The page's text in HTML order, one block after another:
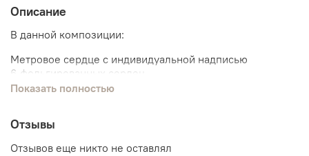
Описание
В данной композиции:
Метровое сердце с индивидуальной надписью
6 фольгированных сердец
Показать полностью
Отзывы
Отзывов еще никто не оставлял